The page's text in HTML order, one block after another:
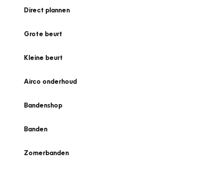
Direct plannen
Grote beurt
Kleine beurt
Airco onderhoud
Bandenshop
Banden
Zomerbanden